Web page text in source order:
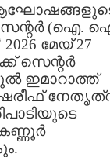
സെന്റർ (ഐ.
മേയ് 27
സെന്റർ
ഇമാറാത്ത്